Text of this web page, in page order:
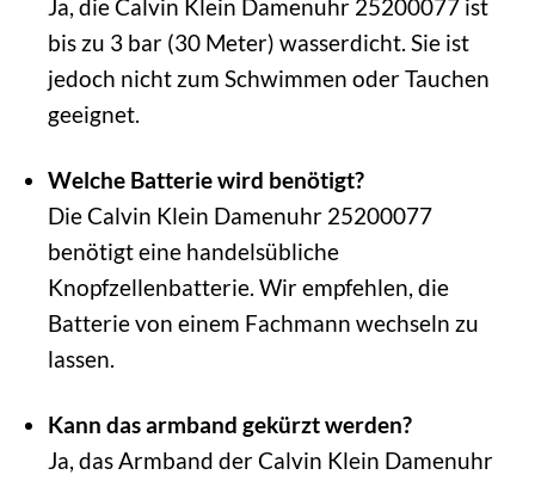
Ja, die Calvin Klein Damenuhr 25200077 ist
bis zu 3 bar (30 Meter) wasserdicht. Sie ist
jedoch nicht zum Schwimmen oder Tauchen
geeignet.
Welche Batterie wird benötigt?
Die Calvin Klein Damenuhr 25200077
benötigt eine handelsübliche
Knopfzellenbatterie. Wir empfehlen, die
Batterie von einem Fachmann wechseln zu
lassen.
Kann das armband gekürzt werden?
Ja, das Armband der Calvin Klein Damenuhr